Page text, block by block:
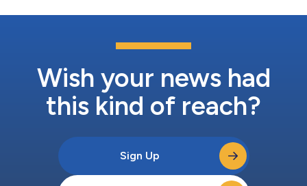
Wish your news had
this kind of reach?
Sign Up